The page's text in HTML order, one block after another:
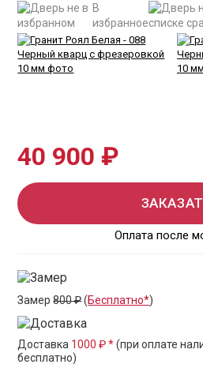
В
избранное
40 900 ₽
Оплата после
Замер800 ₽(Бесплатно*)
Доставка 1000 ₽ *(при оплате
бесплатно)